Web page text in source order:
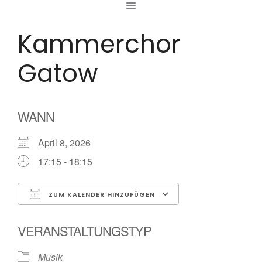
springen
MENÜ
Kammerchor
Gatow
WANN
April 8, 2026
17:15 - 18:15
ZUM KALENDER HINZUFÜGEN
VERANSTALTUNGSTYP
Musik